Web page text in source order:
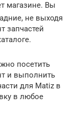
магазине. Вы
не выходя
запчастей
посетить
и выполнить
для Matiz в
в любое